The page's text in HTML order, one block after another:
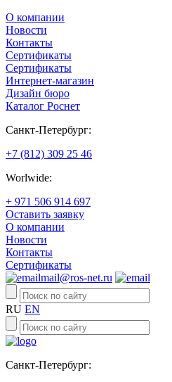
О компании
Новости
Контакты
Сертификаты
Сертификаты
Интернет-магазин
Дизайн бюро
Каталог Роснет
Санкт-Петербург:
+7 (812) 309 25 46
Worlwide:
+ 971 506 914 697
Оставить заявку
О компании
Новости
Контакты
Сертификаты
mail@ros-net.ru
RU EN
Санкт-Петербург: